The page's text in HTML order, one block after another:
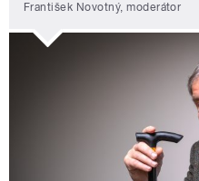
František Novotný, moderátor